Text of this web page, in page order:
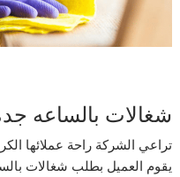
شغالات بالساعه
تراعي الشركة راحة عملائها
يقوم العميل بطلب شغالات